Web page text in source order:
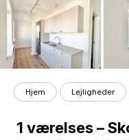
Hjem Lejligheder